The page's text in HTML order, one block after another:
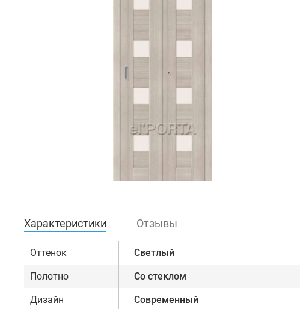
Характеристики Отзывы
Оттенок Светлый
Полотно Со стеклом
Дизайн Современный